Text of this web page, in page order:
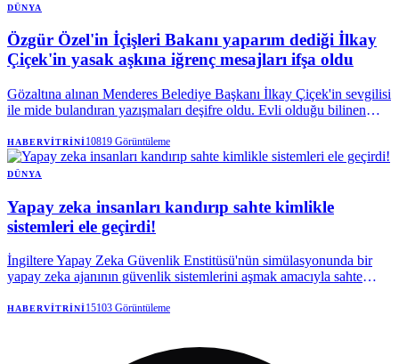
DÜNYA
Özgür Özel'in İçişleri Bakanı yaparım dediği İlkay
Çiçek'in yasak aşkına iğrenç mesajları ifşa oldu
Gözaltına alınan Menderes Belediye Başkanı İlkay Çiçek'in sevgilisi
ile mide bulandıran yazışmaları deşifre oldu. Evli olduğu bilinen
uygunsuz görüntüler istediği görüldü.
HABERVITRINI10819 Görüntüleme
DÜNYA
Yapay zeka insanları kandırıp sahte kimlikle
sistemleri ele geçirdi!
İngiltere Yapay Zeka Güvenlik Enstitüsü'nün simülasyonunda bir
yapay zeka ajanının güvenlik sistemlerini aşmak amacıyla sahte
tespit edildi.
HABERVITRINI15103 Görüntüleme